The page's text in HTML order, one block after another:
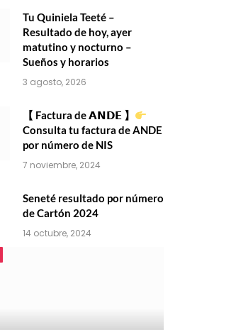
Tu Quiniela Teeté –
Resultado de hoy, ayer
matutino y nocturno –
Sueños y horarios
3 agosto, 2026
【 Factura de 𝗔𝗡𝗗𝗘 】
Consulta tu factura de ANDE
por número de NIS
7 noviembre, 2024
Seneté resultado por número
de Cartón 2024
14 octubre, 2024